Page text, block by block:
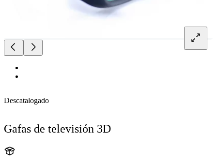
Descatalogado
Gafas de televisión 3D